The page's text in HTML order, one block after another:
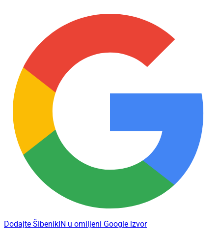
Dodajte ŠibenikIN u omiljeni Google izvor